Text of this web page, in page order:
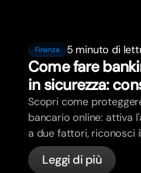
Finanza 5 minuto di
Come fare
in sicurezza:
Scopri come
bancario online: attiva
a due fattori, riconosci
gestisci le tue carte e
bunq protegge il tuo
Leggi di più